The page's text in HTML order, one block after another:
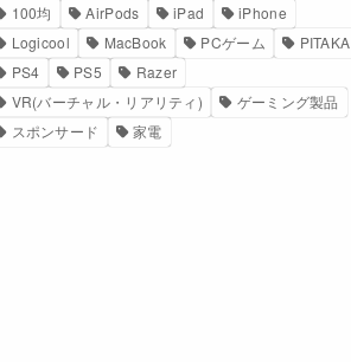
100均 AirPods iPad
iPhone
Logicool
MacBook PCゲーム
PITAKA
PS4
PS5
Razer
VR(バーチャル・リアリティ)
ゲーミング製品
スポンサード
家電